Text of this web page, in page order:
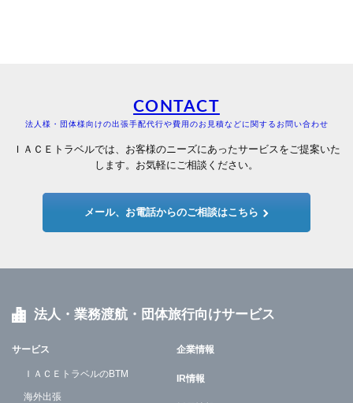
CONTACT
法人様・団体様向けの出張手配代行や費用のお見積などに関するお問い合わせ
ＩＡＣＥトラベルでは、お客様のニーズにあったサービスをご提案いた
します。お気軽にご相談ください。
メール、お電話からのご相談はこちら
法人・業務渡航・団体旅行向けサービス
サービス
ＩＡＣＥトラベルのBTM
海外出張
企業情報
IR情報